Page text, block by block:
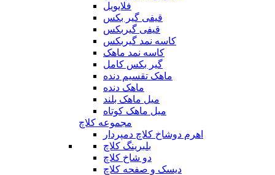
فلایویل
قیفی گیر بکس
قیفی گیربکس
کاسه نمد گیربکس
کاسه نمد ماهک
گیر بکس کامل
ماهک تقسیم دنده
ماهک دنده
میل ماهک بلند
میل ماهک کوتاه
مجموعه کلاچ
اهرم دوشاخ کلاچ دمپردار
بلبرینگ کلاچ
دو شاخ کلاچ
دیسک و صفحه کلاچ